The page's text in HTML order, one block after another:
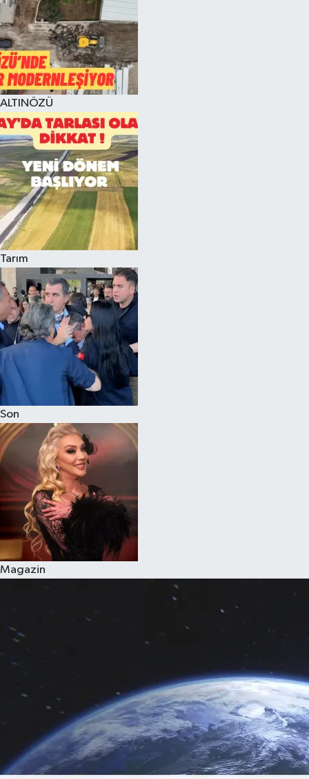
ALTINÖZÜ
Tarım
Son
Magazin